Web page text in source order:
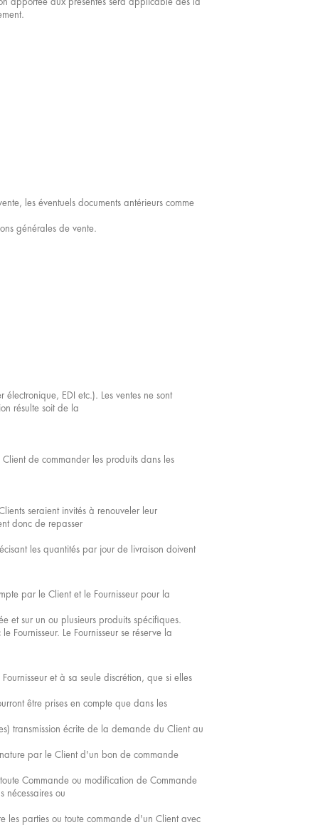
les éventuels documents antérieurs comme
générales de vente.
électronique, EDI etc.). Les ventes ne sont
résulte soit de la
de commander les produits dans les
seraient invités à renouveler leur
donc de repasser
les quantités par jour de livraison doivent
par le Client et le Fournisseur pour la
et sur un ou plusieurs produits spécifiques.
Fournisseur. Le Fournisseur se réserve la
et à sa seule discrétion, que si elles
être prises en compte que dans les
transmission écrite de la demande du Client au
par le Client d'un bon de commande
Commande ou modification de Commande
nécessaires ou
les parties ou toute commande d'un Client avec